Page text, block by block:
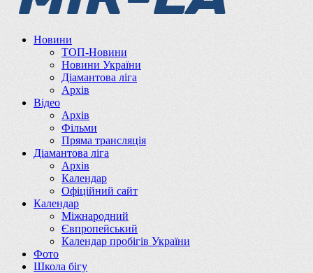
Новини
ТОП-Новини
Новини України
Діамантова ліга
Архів
Відео
Архів
Фільми
Пряма трансляція
Діамантова ліга
Архів
Календар
Офіційний сайт
Календар
Міжнародний
Євпропейський
Календар пробігів України
Фото
Школа бігу